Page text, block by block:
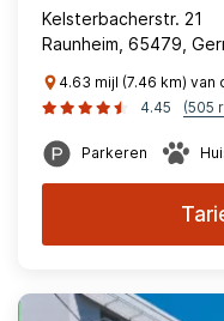
Kelsterbacherstr. 21
Raunheim, 65479,
4.63 mijl (7.46 km) van
4.45
(505
Parkeren